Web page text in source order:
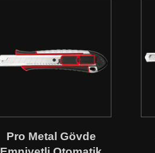
Pro Metal Gövde